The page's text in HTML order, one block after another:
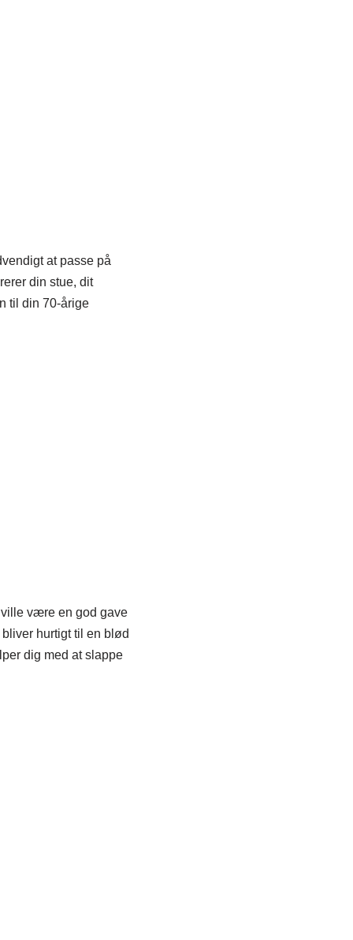
at passe på
din stue, dit
til din 70-årige
være en god gave
hurtigt til en blød
dig med at slappe